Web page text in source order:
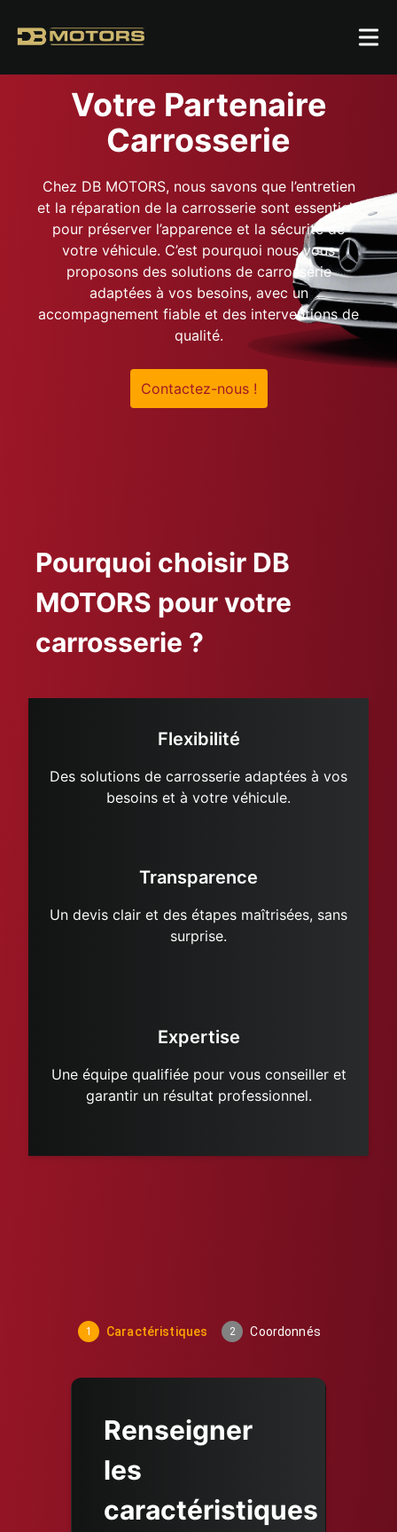
Votre Partenaire
Carrosserie
Chez DB MOTORS, nous savons que l’entretien
et la réparation de la carrosserie sont essentiels
pour préserver l’apparence et la sécurité de
votre véhicule. C’est pourquoi nous vous
proposons des solutions de carrosserie
adaptées à vos besoins, avec un
accompagnement fiable et des interventions de
qualité.
Contactez-nous !
Pourquoi choisir DB
MOTORS pour votre
carrosserie ?
Flexibilité
Des solutions de carrosserie adaptées à vos
besoins et à votre véhicule.
Transparence
Un devis clair et des étapes maîtrisées, sans
surprise.
Expertise
Une équipe qualifiée pour vous conseiller et
garantir un résultat professionnel.
1 Caractéristiques 2 Coordonnés
Renseigner
les
caractéristiques